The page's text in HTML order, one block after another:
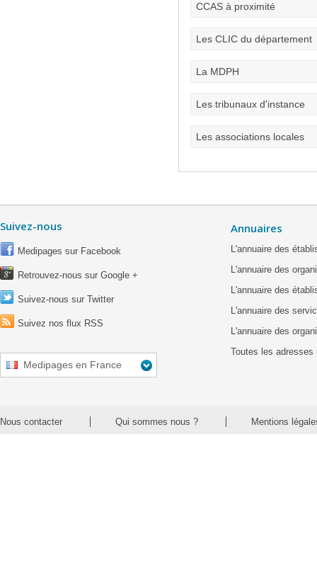
CCAS à proximité
Les CLIC du département
La MDPH
Les tribunaux d'instance
Les associations locales
Suivez-nous
Medipages sur Facebook
Retrouvez-nous sur Google +
Suivez-nous sur Twitter
Suivez nos flux RSS
Medipages en France
Annuaires
L'annuaire des
L'annuaire des
L'annuaire des
L'annuaire des
L'annuaire des
Toutes les adresses
Nous contacter Qui sommes nous ? Mentions